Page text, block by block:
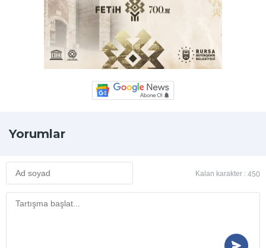
Yorumlar
Kalan karakter : 450